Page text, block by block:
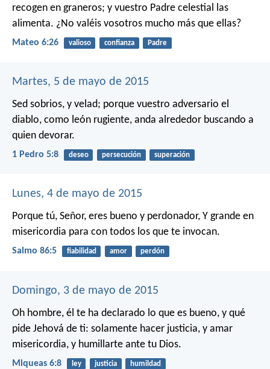
recogen en graneros; y vuestro Padre celestial las
alimenta. ¿No valéis vosotros mucho más que ellas?
Mateo 6:26 valioso confianza Padre
Martes, 5 de mayo de 2015
Sed sobrios, y velad; porque vuestro adversario el
diablo, como león rugiente, anda alrededor buscando a
quien devorar.
1 Pedro 5:8 deseo persecución superación
Lunes, 4 de mayo de 2015
Porque tú, Señor, eres bueno y perdonador, Y grande en
misericordia para con todos los que te invocan.
Salmo 86:5 fiabilidad amor perdón
Domingo, 3 de mayo de 2015
Oh hombre, él te ha declarado lo que es bueno, y qué
pide Jehová de ti: solamente hacer justicia, y amar
misericordia, y humillarte ante tu Dios.
Miqueas 6:8 ley justicia humildad